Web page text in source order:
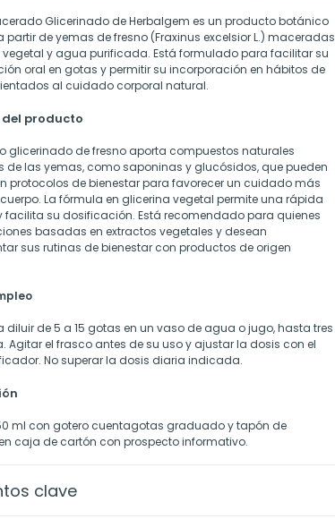
Glicerinado de Herbalgem es un producto botánico
partir de yemas de fresno (Fraxinus excelsior L.) maceradas
vegetal y agua purificada. Está formulado para facilitar su
oral en gotas y permitir su incorporación en hábitos de
al cuidado corporal natural.
del producto
glicerinado de fresno aporta compuestos naturales
de las yemas, como saponinas y glucósidos, que pueden
protocolos de bienestar para favorecer un cuidado más
La fórmula en glicerina vegetal permite una rápida
facilita su dosificación. Está recomendado para quienes
basadas en extractos vegetales y desean
sus rutinas de bienestar con productos de origen
diluir de 5 a 15 gotas en un vaso de agua o jugo, hasta tres
Agitar el frasco antes de su uso y ajustar la dosis con el
No superar la dosis diaria indicada.
ml con gotero cuentagotas graduado y tapón de
caja de cartón con prospecto informativo.
clave